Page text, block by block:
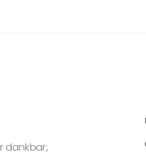
dankbar,